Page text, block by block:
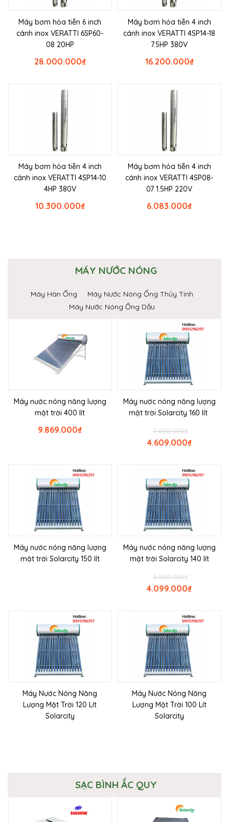
Máy bơm hỏa tiễn 6 inch
cánh inox VERATTI 6SP60-
08 20HP
₫
28.000.000
Máy bơm hỏa tiễn 4 inch
cánh inox VERATTI 4SP14-18
7.5HP 380V
₫
16.200.000
Máy bơm hỏa tiễn 4 inch
cánh inox VERATTI 4SP14-10
4HP 380V
₫
10.300.000
Máy bơm hỏa tiễn 4 inch
cánh inox VERATTI 4SP08-
07 1.5HP 220V
₫
6.083.000
MÁY NƯỚC NÓNG
Máy Hàn Ống
Máy Nước Nóng Ống Thủy Tinh
Máy Nước Nóng Ống Dầu
Máy nước nóng năng lượng
mặt trời 400 lít
₫
9.869.000
Máy nước nóng năng lượng
mặt trời Solarcity 160 lít
₫
5.000.000
₫
4.609.000
Máy nước nóng năng lượng
mặt trời Solarcity 150 lít
Máy nước nóng năng lượng
mặt trời Solarcity 140 lít
₫
5.000.000
₫
4.099.000
Máy Nước Nóng Năng
Lượng Mặt Trời 120 Lít
Solarcity
Máy Nước Nóng Năng
Lượng Mặt Trời 100 Lít
Solarcity
SẠC BÌNH ẮC QUY